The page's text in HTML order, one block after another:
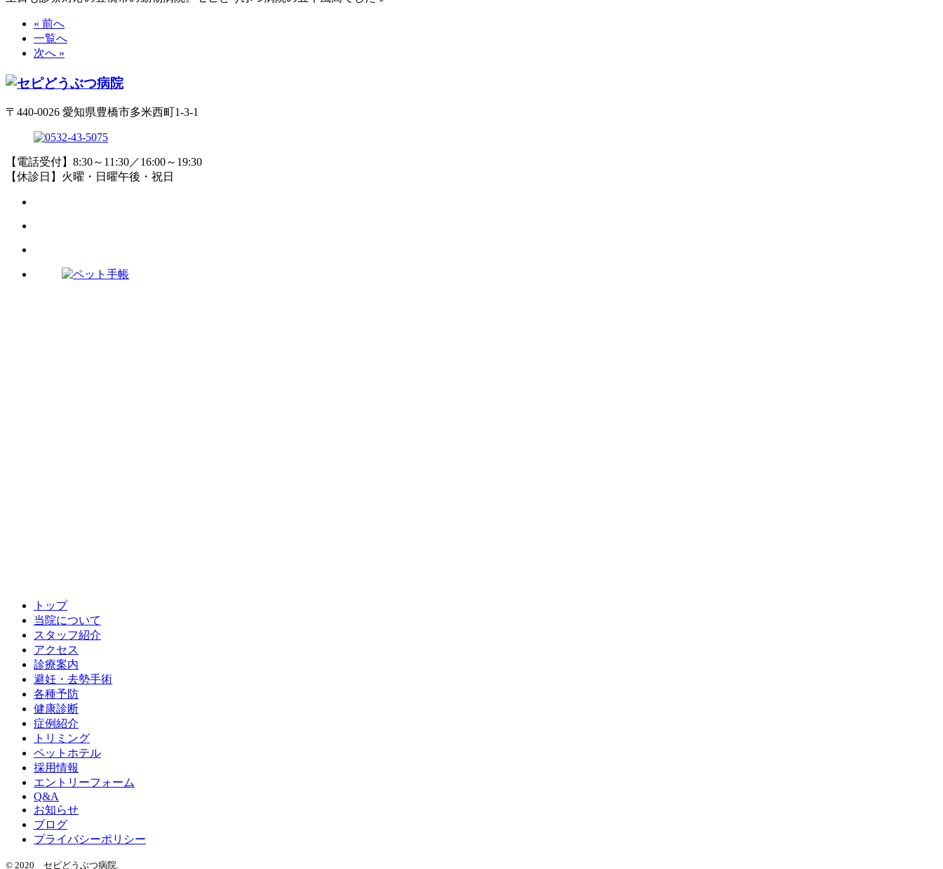
« 前へ
一覧へ
次へ »
〒440-0026 愛知県豊橋市多米西町1-3-1
【電話受付】8:30～11:30／16:00～19:30
【休診日】火曜・日曜午後・祝日
トップ
当院について
スタッフ紹介
アクセス
診療案内
避妊・去勢手術
各種予防
健康診断
症例紹介
トリミング
ペットホテル
採用情報
エントリーフォーム
Q&A
お知らせ
ブログ
プライバシーポリシー
© 2020 セピどうぶつ病院.